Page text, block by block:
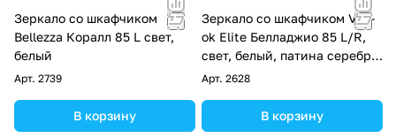
Зеркало со шкафчиком
Bellezza Коралл 85 L свет,
белый
Арт. 2739
В корзину
Зеркало со шкафчиком Vod-
ok Elite Белладжио 85 L/R,
свет, белый, патина серебро,
золото
Арт. 2628
В корзину